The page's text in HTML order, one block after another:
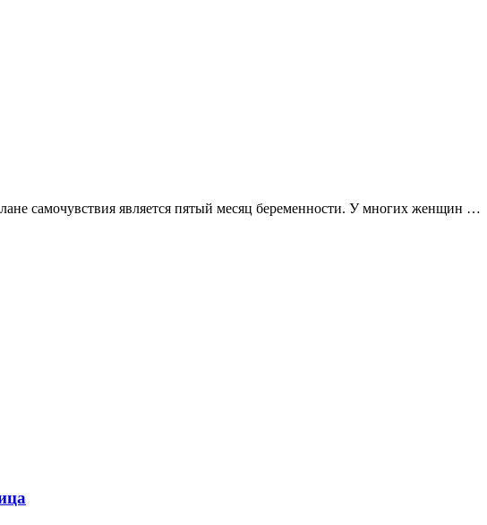
самочувствия является пятый месяц беременности. У многих женщин …